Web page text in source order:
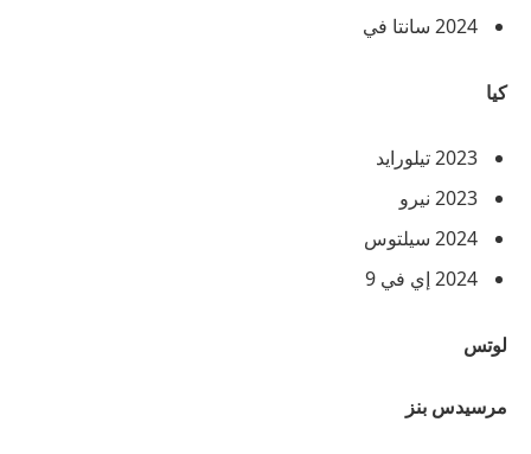
2024 سانتا في
كيا
2023 تيلورايد
2023 نيرو
2024 سيلتوس
2024 إي في 9
لوتس
مرسيدس بنز